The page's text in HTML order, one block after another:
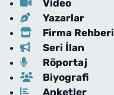
Video
Yazarlar
Firma Rehberi
Seri İlan
Röportaj
Biyografi
Anketler